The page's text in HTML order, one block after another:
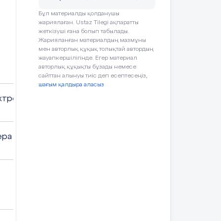
кестелерде өңдеу
Оразбековна
Бұл материалды қолданушы
жариялаған. Ustaz Tilegi ақпаратты
жеткізуші ғана болып табылады.
Жарияланған материалдың мазмұны
мен авторлық құқық толықтай автордың
жауапкершілігінде. Егер материал
авторлық құқықты бұзады немесе
сайттан алынуы тиіс деп есептесеңіз,
шағым қалдыра аласыз